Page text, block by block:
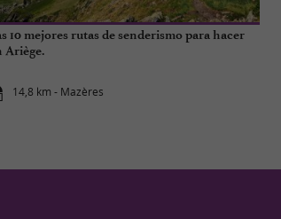
10 mejores rutas de senderismo para hacer
Ariège.
14,8 km - Mazères